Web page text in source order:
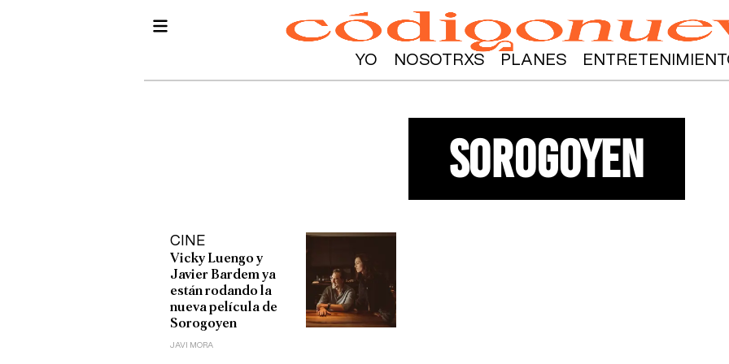
YO NOSOTRXS PLANES
sorogoyen
CINE
Vicky Luengo y
Javier Bardem ya
están rodando la
nueva película de
Sorogoyen
JAVI MORA